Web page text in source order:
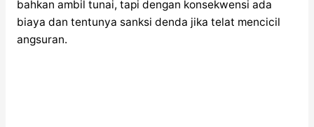
bahkan ambil tunai, tapi dengan konsekwensi ada
biaya dan tentunya sanksi denda jika telat mencicil
angsuran.